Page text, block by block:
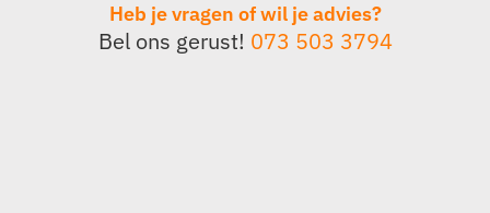
Heb je vragen of wil je advies?
Bel ons gerust! 073 503 3794